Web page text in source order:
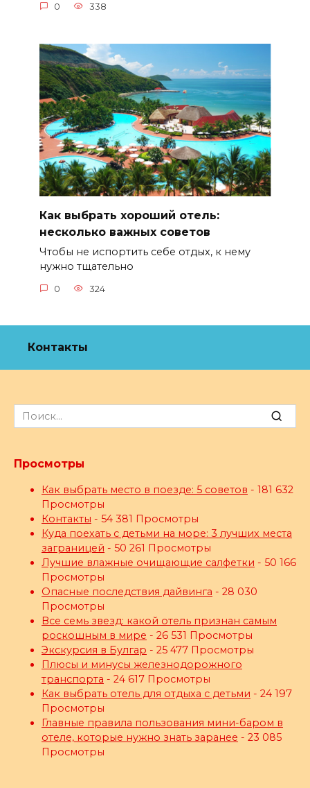
0 338
Как выбрать хороший отель:
несколько важных советов
Чтобы не испортить себе отдых, к нему
нужно тщательно
0 324
Контакты
Search
for:
Просмотры
Как выбрать место в поезде: 5 советов - 181 632
Просмотры
Контакты - 54 381 Просмотры
Куда поехать с детьми на море: 3 лучших места
заграницей - 50 261 Просмотры
Лучшие влажные очищающие салфетки - 50 166
Просмотры
Опасные последствия дайвинга - 28 030
Просмотры
Все семь звезд: какой отель признан самым
роскошным в мире - 26 531 Просмотры
Экскурсия в Булгар - 25 477 Просмотры
Плюсы и минусы железнодорожного
транспорта - 24 617 Просмотры
Как выбрать отель для отдыха с детьми - 24 197
Просмотры
Главные правила пользования мини-баром в
отеле, которые нужно знать заранее - 23 085
Просмотры